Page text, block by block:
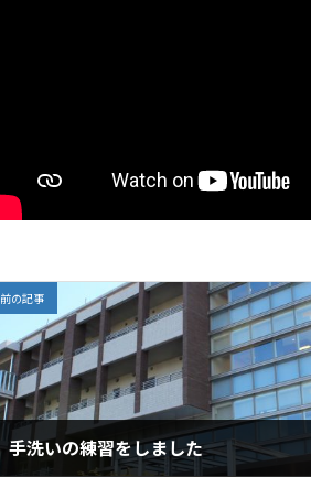
前の記事
手洗いの練習をしました